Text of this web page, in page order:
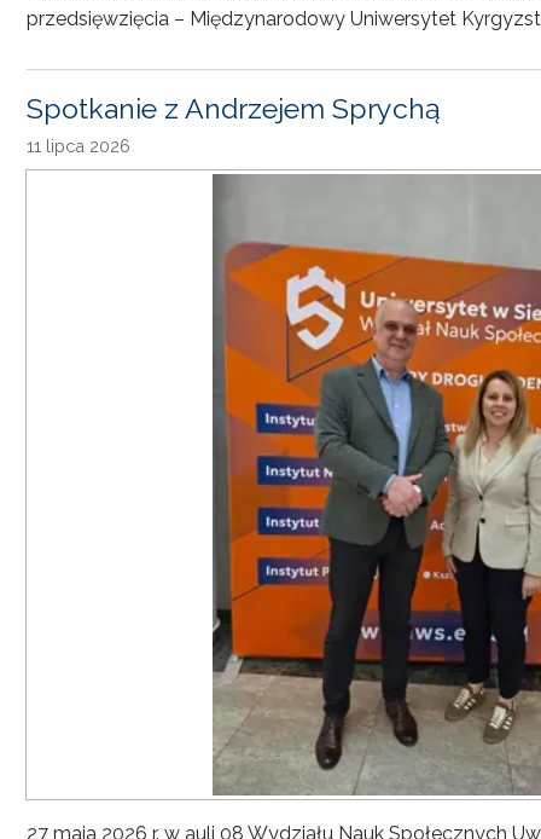
przedsięwzięcia – Międzynarodowy Uniwersytet
Spotkanie z Andrzejem Sprychą
11 lipca 2026
27 maja 2026 r. w auli 08 Wydziału Nauk Społecznych